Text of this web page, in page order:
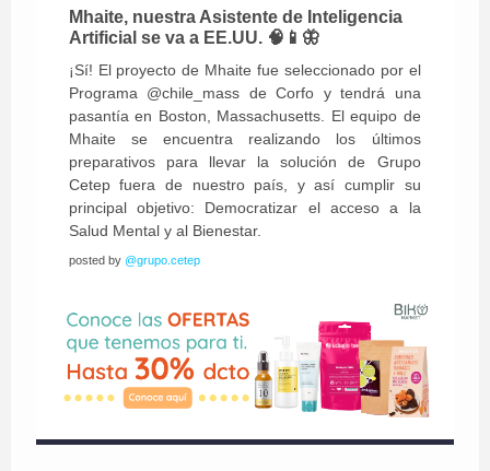
Mhaite, nuestra Asistente de Inteligencia
Artificial se va a EE.UU. 🧠📱🦋
¡Sí! El proyecto de Mhaite fue seleccionado por el
Programa @chile_mass de Corfo y tendrá una
pasantía en Boston, Massachusetts. El equipo de
Mhaite se encuentra realizando los últimos
preparativos para llevar la solución de Grupo
Cetep fuera de nuestro país, y así cumplir su
principal objetivo: Democratizar el acceso a la
Salud Mental y al Bienestar.
posted by @grupo.cetep